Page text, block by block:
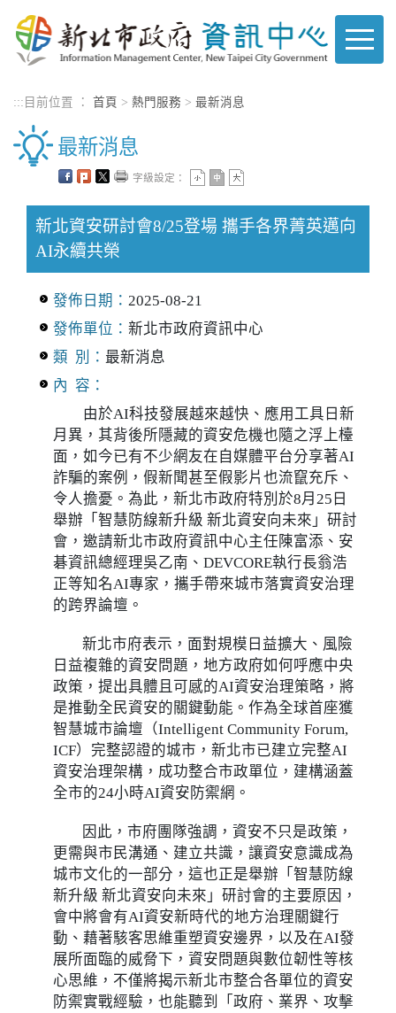
進入內容區塊
::: 目前位置 ： 首頁 > 熱門服務 > 最新消息
最新消息
字級設定：
新北資安研討會8/25登場 攜手各界菁英邁向
AI永續共榮
發佈日期： 2025-08-21
發佈單位： 新北市政府資訊中心
類 別： 最新消息
內 容：
由於AI科技發展越來越快、應用工具日新
月異，其背後所隱藏的資安危機也隨之浮上檯
面，如今已有不少網友在自媒體平台分享著AI
詐騙的案例，假新聞甚至假影片也流竄充斥、
令人擔憂。為此，新北市政府特別於8月25日
舉辦「智慧防線新升級 新北資安向未來」研討
會，邀請新北市政府資訊中心主任陳富添、安
碁資訊總經理吳乙南、DEVCORE執行長翁浩
正等知名AI專家，攜手帶來城市落實資安治理
的跨界論壇。
新北市府表示，面對規模日益擴大、風險
日益複雜的資安問題，地方政府如何呼應中央
政策，提出具體且可感的AI資安治理策略，將
是推動全民資安的關鍵動能。作為全球首座獲
智慧城市論壇（Intelligent Community Forum,
ICF）完整認證的城市，新北市已建立完整AI
資安治理架構，成功整合市政單位，建構涵蓋
全市的24小時AI資安防禦網。
因此，市府團隊強調，資安不只是政策，
更需與市民溝通、建立共識，讓資安意識成為
城市文化的一部分，這也正是舉辦「智慧防線
新升級 新北資安向未來」研討會的主要原因，
會中將會有AI資安新時代的地方治理關鍵行
動、藉著駭客思維重塑資安邊界，以及在AI發
展所面臨的威脅下，資安問題與數位韌性等核
心思維，不僅將揭示新北市整合各單位的資安
防禦實戰經驗，也能聽到「政府、業界、攻擊